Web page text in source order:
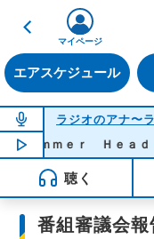
戻る
エアスケジュール
マイページ
NOW ON AIR
ラジオのアナ〜
NOW PLAYING
ｅｒ Ｈｅａｄ Ｓｈａ
聴く
番組審議会報